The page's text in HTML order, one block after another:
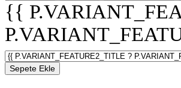
{{
Sepete Ekle